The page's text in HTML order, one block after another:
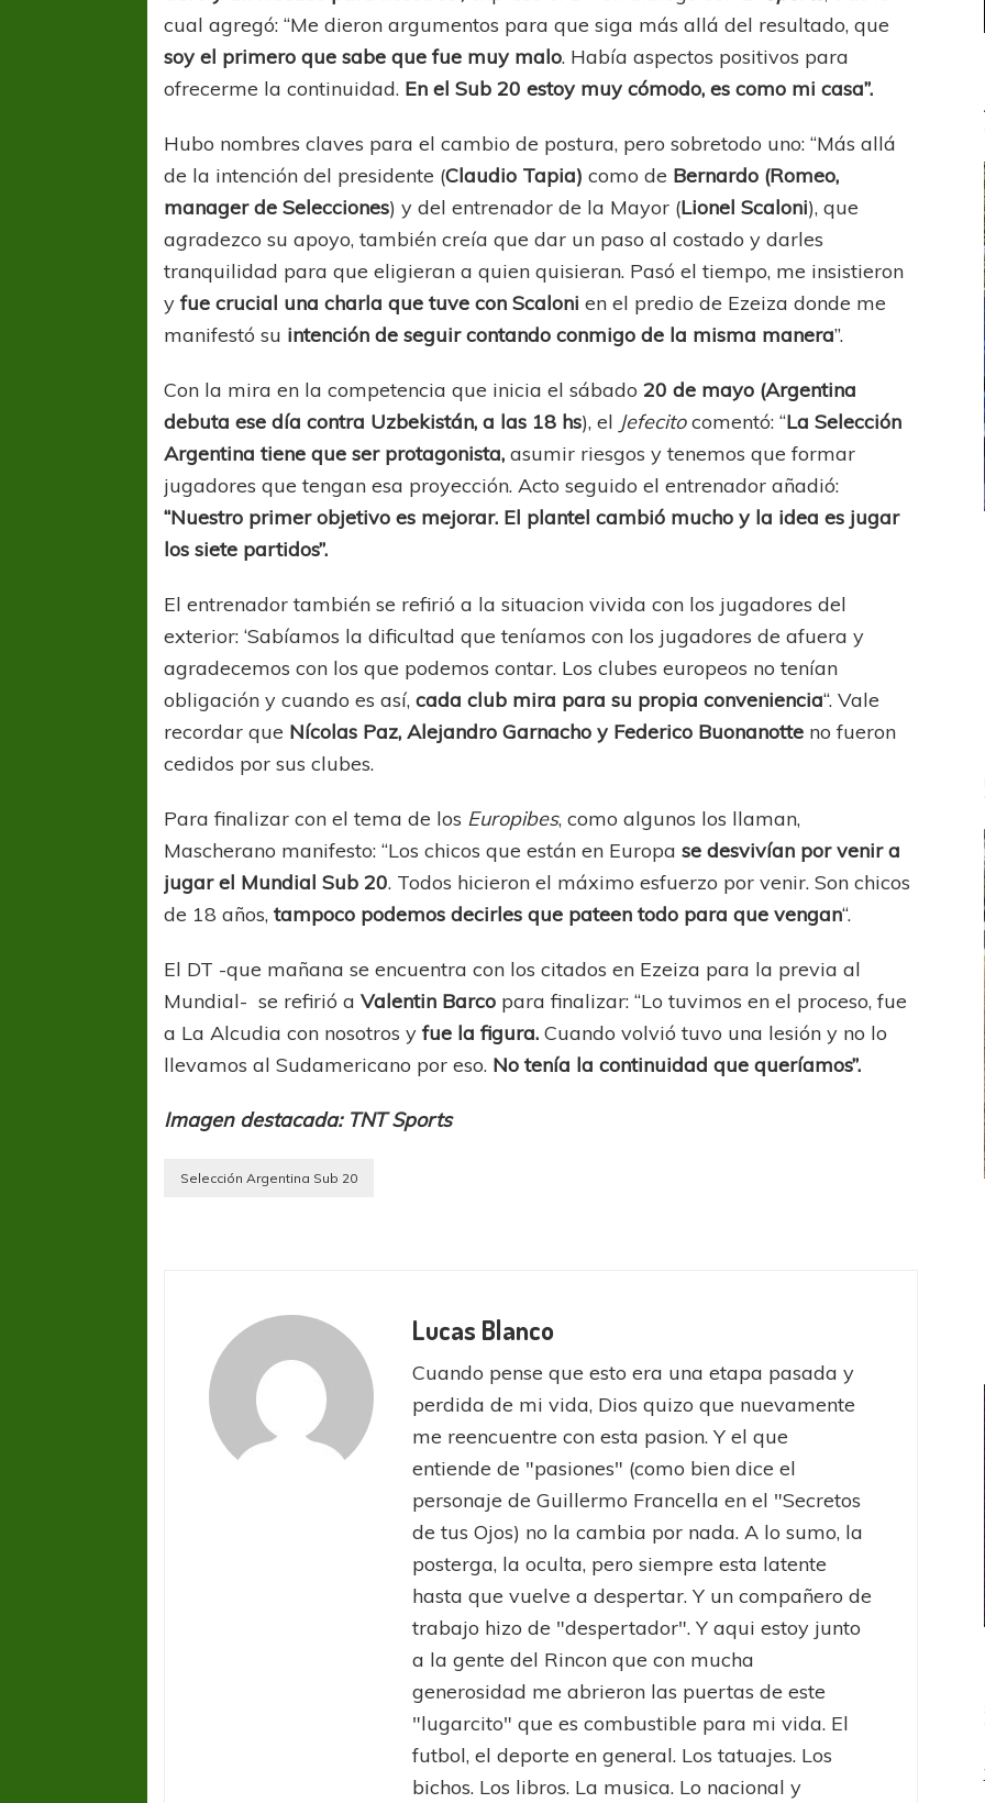
cual agregó: “Me dieron argumentos para que siga más allá del resultado, que
soy el primero que sabe que fue muy malo. Había aspectos positivos para
ofrecerme la continuidad. En el Sub 20 estoy muy cómodo, es como mi casa”.
Hubo nombres claves para el cambio de postura, pero sobretodo uno: “Más allá
de la intención del presidente (Claudio Tapia) como de Bernardo (Romeo,
manager de Selecciones) y del entrenador de la Mayor (Lionel Scaloni), que
agradezco su apoyo, también creía que dar un paso al costado y darles
tranquilidad para que eligieran a quien quisieran. Pasó el tiempo, me insistieron
yfue crucial una charla que tuve con Scalonien el predio de Ezeiza donde me
manifestó su intención de seguir contando conmigo de la misma manera”.
Con la mira en la competencia que inicia el sábado20 de mayo (Argentina
debuta ese día contra Uzbekistán, a las 18 hs), el Jefecitocomentó: “La Selección
Argentina tiene que ser protagonista, asumir riesgos y tenemos que formar
jugadores que tengan esa proyección. Acto seguido el entrenador añadió:
“Nuestro primer objetivo es mejorar. El plantel cambió mucho y la idea es jugar
los siete partidos”.
El entrenador también se refirió a la situacion vivida con los jugadores del
exterior: ‘Sabíamos la dificultad que teníamos con los jugadores de afuera y
agradecemos con los que podemos contar. Los clubes europeos no tenían
obligación y cuando es así,cada club mira para su propia conveniencia“. Vale
recordar que Nícolas Paz, Alejandro Garnacho y Federico Buonanotte no fueron
cedidos por sus clubes.
Para finalizar con el tema de los Europibes, como algunos los llaman,
Mascherano manifesto: “Los chicos que están en Europase desvivían por venir a
jugar el Mundial Sub 20. Todos hicieron el máximo esfuerzo por venir. Son chicos
de 18 años,tampoco podemos decirles que pateen todo para que vengan“.
El DT -que mañana se encuentra con los citados en Ezeiza para la previa al
Mundial- se refirió aValentin Barco para finalizar: “Lo tuvimos en el proceso, fue
a La Alcudia con nosotros yfue la figura.Cuando volvió tuvo una lesión y no lo
llevamos al Sudamericano por eso. No tenía la continuidad que queríamos”.
Imagen destacada: TNT Sports
Selección Argentina Sub 20
Lucas Blanco
Cuando pense que esto era una etapa pasada y
perdida de mi vida, Dios quizo que nuevamente
me reencuentre con esta pasion. Y el que
entiende de "pasiones" (como bien dice el
personaje de Guillermo Francella en el "Secretos
de tus Ojos) no la cambia por nada. A lo sumo, la
posterga, la oculta, pero siempre esta latente
hasta que vuelve a despertar. Y un compañero de
trabajo hizo de "despertador". Y aqui estoy junto
a la gente del Rincon que con mucha
generosidad me abrieron las puertas de este
"lugarcito" que es combustible para mi vida. El
futbol, el deporte en general. Los tatuajes. Los
bichos. Los libros. La musica. Lo nacional y
COPA SUDAMERICANA TIGRE
A pesar de la derrota Tigre avanzó a
Octavos de Final